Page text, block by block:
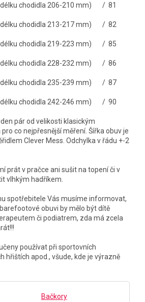
délku chodidla 206-210 mm) / 81
délku chodidla 213-217 mm) / 82
délku chodidla 219-223 mm) / 85
délku chodidla 228-232 mm) / 86
délku chodidla 235-239 mm) / 87
délku chodidla 242-246 mm) / 90
pár od velikosti klasickým
co nejpřesnější měření. Šířka obuv je
Clever Mess. Odchylka v řádu +-2
prát v pračce ani sušit na topení či v
vlhkým hadříkem.
spotřebitele Vás musíme informovat,
obuvi by mělo být dítě
či podiatrem, zda má zcela
používat při sportovních
hřištích apod., všude, kde je výrazně
Bačkory